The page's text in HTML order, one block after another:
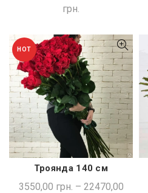
грн.
HOT
ШВИДКА ПОКУПКА
Троянда 140 см
3550,00 грн. – 22470,00